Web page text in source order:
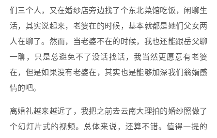
们三个人，又在婚纱店旁边找了个东北菜馆吃饭，闲聊生
活，其实说起来，老婆在的时候，基本就都是她们父女两
人在聊了。然而，当老婆不在的时候，我也还能跟岳父聊
一聊，只是总避免不了没话找话，我当然更愿意有老婆
在，但是如果没有老婆在，其实也是能够加深我们翁婿感
情的吧。
离婚礼越来越近了，我把之前去云南大理拍的婚纱照做了
个幻灯片式的视频。总体来说，还算不错。值得一提的